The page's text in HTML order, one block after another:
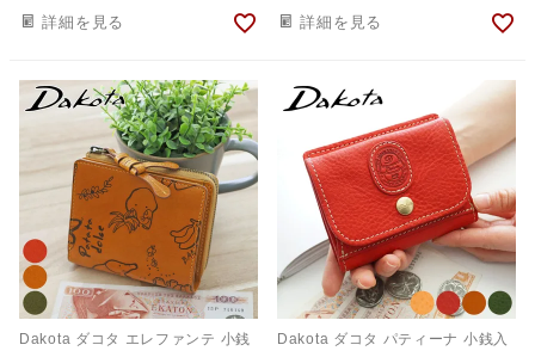
詳細を見る 詳細を見る
Dakota ダコタ エレファンテ 小銭
Dakota ダコタ パティーナ 小銭入